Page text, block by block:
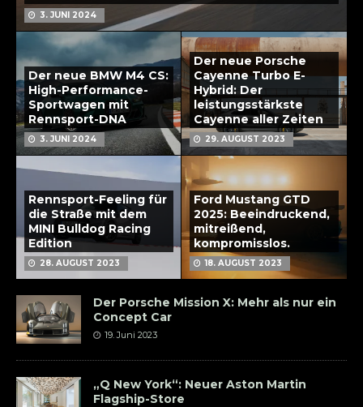
3. JUNI 2024
Der neue BMW M4 CS:
High-Performance-
Sportwagen mit
Rennsport-DNA
3. JUNI 2024
Der neue Porsche
Cayenne Turbo E-
Hybrid: Der
leistungsstärkste
Cayenne aller Zeiten
29. AUGUST 2023
Rennsport-Feeling für
die Straße mit dem
MINI Bulldog Racing
Edition
28. AUGUST 2023
Ford Mustang GTD
2025: Beeindruckend,
mitreißend,
kompromisslos.
18. AUGUST 2023
Der Porsche Mission X: Mehr als nur ein
Concept Car
19. Juni 2023
„Q New York“: Neuer Aston Martin
Flagship-Store